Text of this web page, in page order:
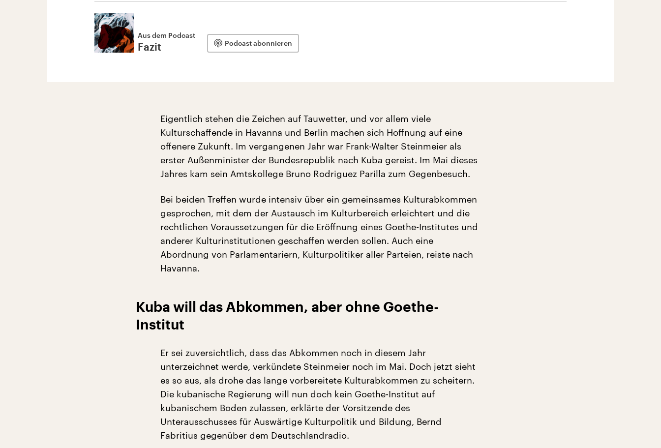
Aus dem Podcast
Fazit Podcast abonnieren
Eigentlich stehen die Zeichen auf Tauwetter, und vor allem viele
Kulturschaffende in Havanna und Berlin machen sich Hoffnung auf eine
offenere Zukunft. Im vergangenen Jahr war Frank-Walter Steinmeier als
erster Außenminister der Bundesrepublik nach Kuba gereist. Im Mai dieses
Jahres kam sein Amtskollege Bruno Rodriguez Parilla zum Gegenbesuch.
Bei beiden Treffen wurde intensiv über ein gemeinsames Kulturabkommen
gesprochen, mit dem der Austausch im Kulturbereich erleichtert und die
rechtlichen Voraussetzungen für die Eröffnung eines Goethe-Institutes und
anderer Kulturinstitutionen geschaffen werden sollen. Auch eine
Abordnung von Parlamentariern, Kulturpolitiker aller Parteien, reiste nach
Havanna.
Kuba will das Abkommen, aber ohne Goethe-
Institut
Er sei zuversichtlich, dass das Abkommen noch in diesem Jahr
unterzeichnet werde, verkündete Steinmeier noch im Mai. Doch jetzt sieht
es so aus, als drohe das lange vorbereitete Kulturabkommen zu scheitern.
Die kubanische Regierung will nun doch kein Goethe-Institut auf
kubanischem Boden zulassen, erklärte der Vorsitzende des
Unterausschusses für Auswärtige Kulturpolitik und Bildung, Bernd
Fabritius gegenüber dem Deutschlandradio.